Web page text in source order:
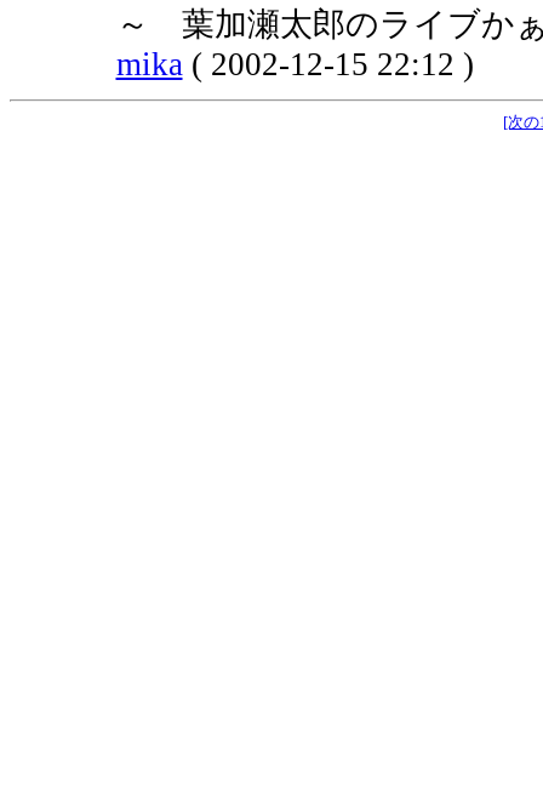
～ 葉加瀬太郎のライブか
mika ( 2002-12-15 22:12 )
[次